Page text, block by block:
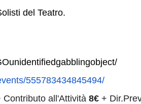
del Teatro.
555783434845494/
all'Attività 8€+